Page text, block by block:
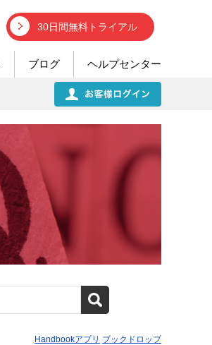
30日間無料トライアル
ブログ ヘルプセンター
Handbookアプリ ブックドロップ